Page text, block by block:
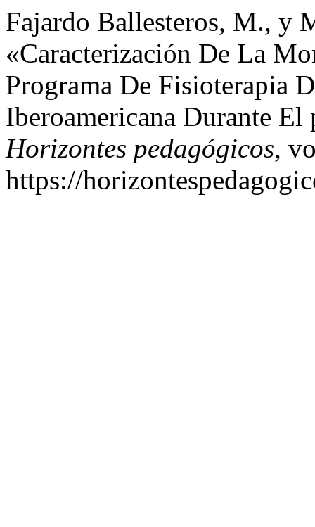
Fajardo Ballesteros, M., y
«Caracterización De La
Programa De Fisioterapia
Iberoamericana Durante
Horizontes pedagógicos,
https://